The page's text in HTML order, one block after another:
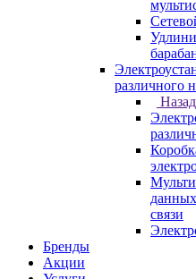
различного
Назад
связи
Бренды
Акции